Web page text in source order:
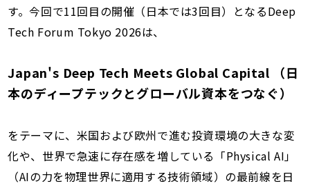
す。今回で11回目の開催（日本では3回目）となるDeep
Tech Forum Tokyo 2026は、
Japan's Deep Tech Meets Global Capital （日
本のディープテックとグローバル資本をつなぐ）
をテーマに、米国および欧州で進む投資環境の大きな変
化や、世界で急速に存在感を増している「Physical AI」
（AIの力を物理世界に適用する技術領域）の最前線を日